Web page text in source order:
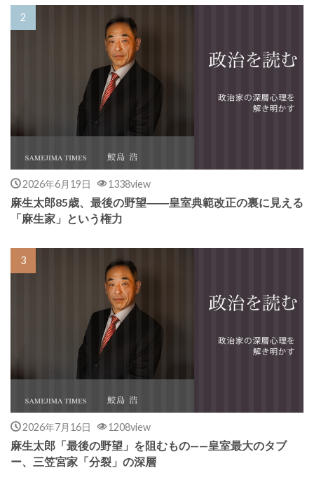
2026年6月19日 1338view
麻生太郎85歳、最後の野望――皇室典範改正の裏に見える
「麻生家」という権力
2026年7月16日 1208view
麻生太郎「最後の野望」を阻むもの——皇室最大のタブ
ー、三笠宮家「分裂」の深層